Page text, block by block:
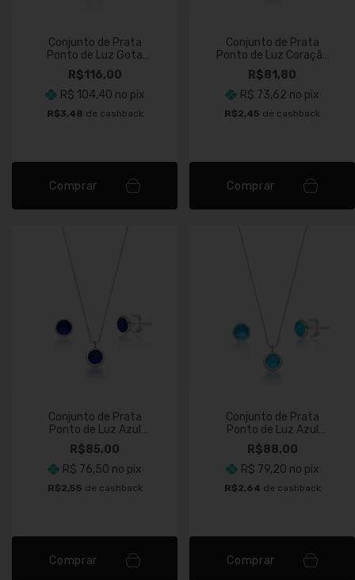
Conjunto de Prata
Ponto de Luz Gota
Cristal
R$116,00
R$ 104,40 no pix
R$3,48 de cashback
Comprar
Conjunto de Prata
Ponto de Luz Coração
Pink
R$81,80
R$ 73,62 no pix
R$2,45 de cashback
Comprar
Conjunto de Prata
Ponto de Luz Azul
Escuro
R$85,00
R$ 76,50 no pix
R$2,55 de cashback
Comprar
Conjunto de Prata
Ponto de Luz Azul
Piscina
R$88,00
R$ 79,20 no pix
R$2,64 de cashback
Comprar